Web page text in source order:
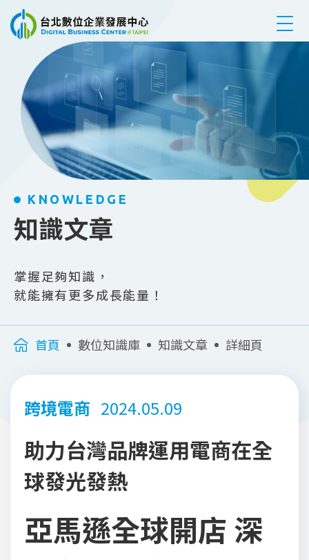
跳到主要內容
KNOWLEDGE
知識文章
掌握足夠知識，
就能擁有更多成長能量！
首頁 數位知識庫 知識文章 詳細頁
跨境電商 2024.05.09
助力台灣品牌運用電商在全
球發光發熱
亞馬遜全球開店 深